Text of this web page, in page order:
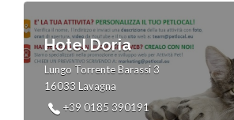
Hotel Doria
Lungo Torrente Barassi 3
16033 Lavagna
+39 0185 390191